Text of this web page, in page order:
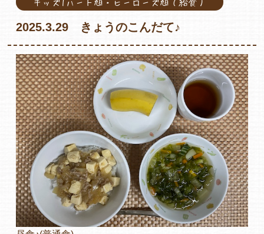
会社概要
各保育園のご紹介
入園・見学の問い合わせ
在園児保護者の方へ
2025.3.29 きょうのこんだて♪